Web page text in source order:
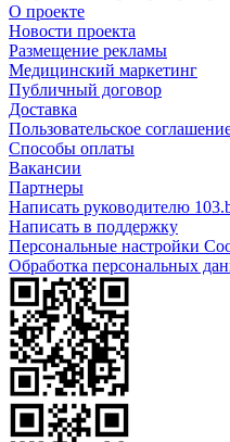
О проекте
Новости проекта
Размещение рекламы
Медицинский маркетинг
Публичный договор
Доставка
Пользовательское
Способы оплаты
Вакансии
Партнеры
Написать руководителю
Написать в поддержку
Персональные настройки
Обработка персональных